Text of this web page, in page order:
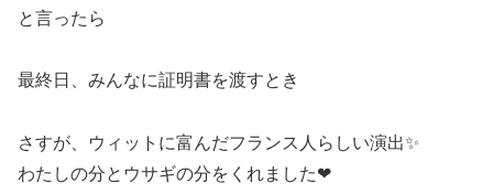
と言ったら
最終日、みんなに証明書を渡すとき
さすが、ウィットに富んだフランス人らしい演出✨
わたしの分とウサギの分をくれました❤